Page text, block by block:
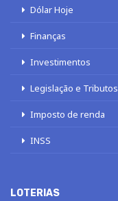
Dólar Hoje
Finanças
Investimentos
Legislação e Tributos
Imposto de renda
INSS
LOTERIAS